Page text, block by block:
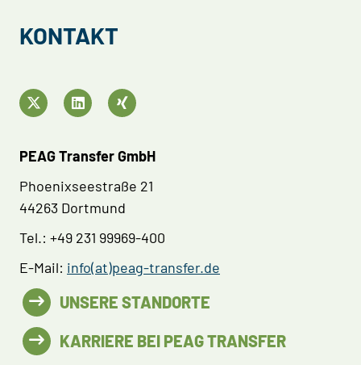
KONTAKT
PEAG Transfer GmbH
Phoenixseestraße 21
44263 Dortmund
Tel.: +49 231 99969-400
E-Mail: info(at)peag-transfer.de
UNSERE STANDORTE
KARRIERE BEI PEAG TRANSFER